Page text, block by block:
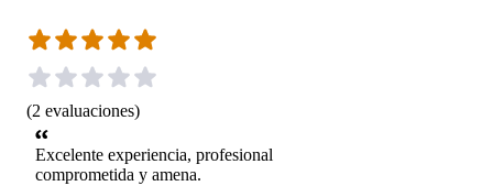
(2 evaluaciones)
Excelente experiencia, profesional
comprometida y amena.